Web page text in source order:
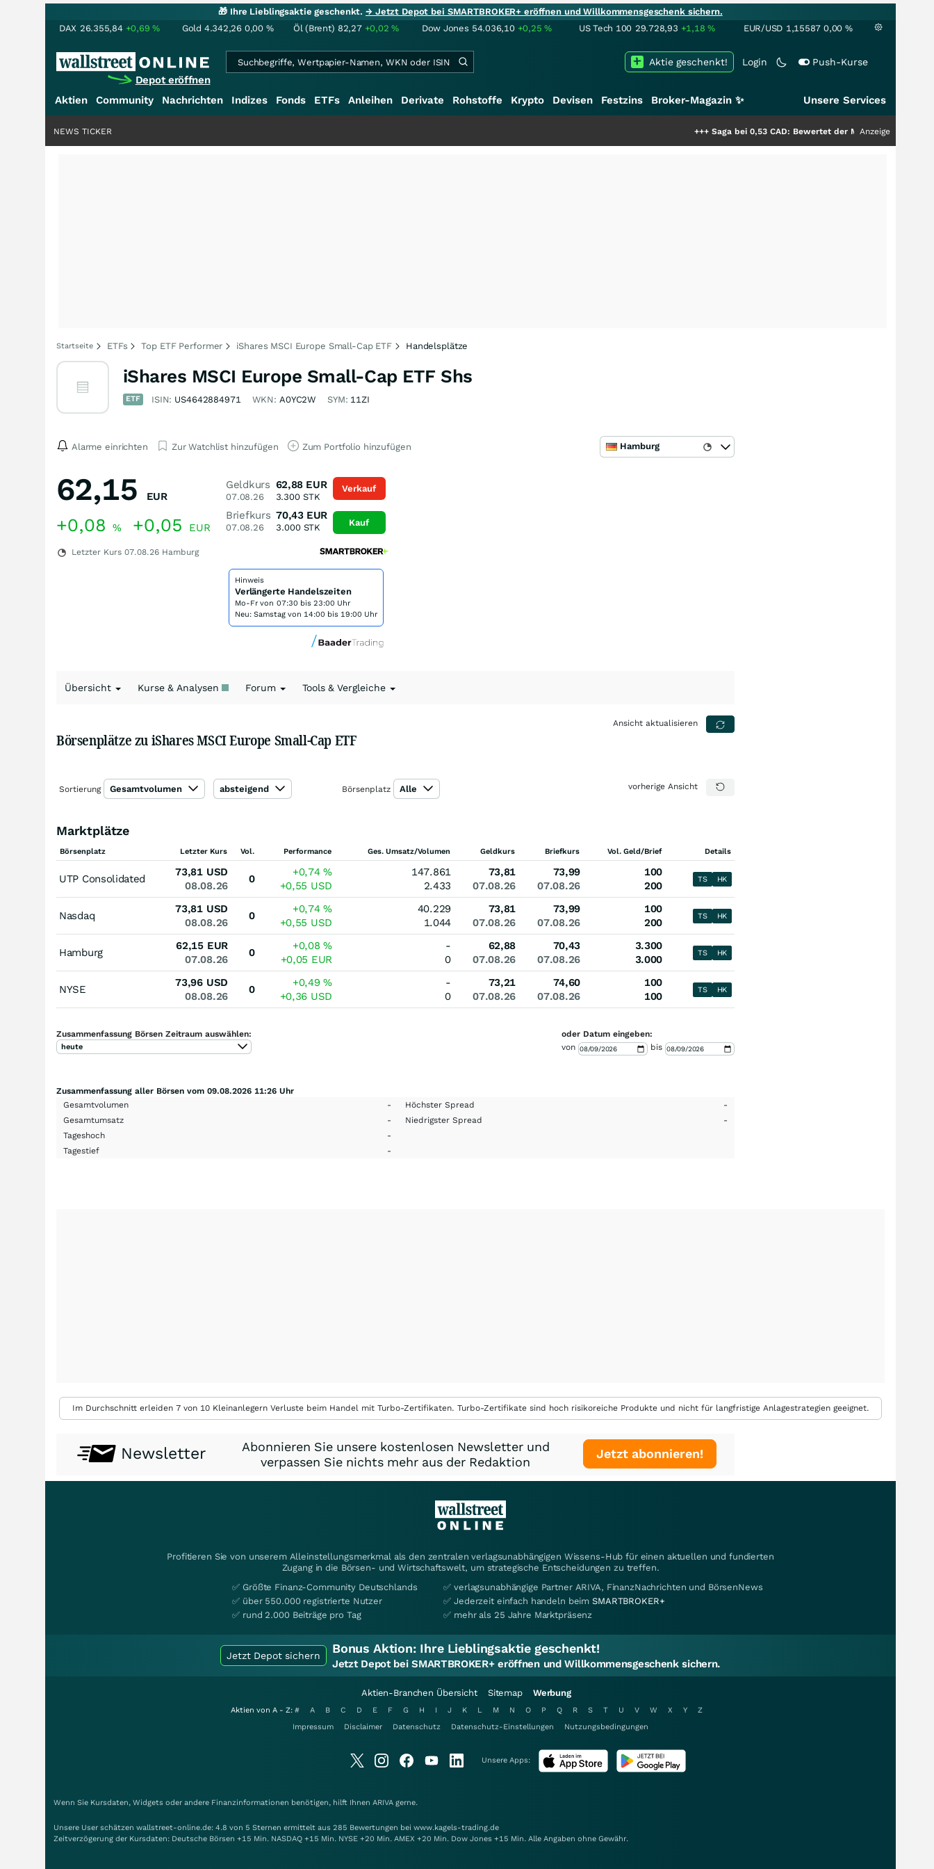
🎁 Ihre Lieblingsaktie geschenkt.→ Jetzt Depot bei SMARTBROKER+ eröffnen und Willkommensgeschenk sichern.
DAX 26.355,84 +0,69% Gold 4.342,26 0,00 % Öl (Brent) 82,27 +0,02% Dow Jones 54.036,10 +0,25% US Tech 100 29.728,93 +1,18% EUR/USD 1,15587 0,00 %
Depot eröffnen
Login Push-Kurse
Aktie geschenkt!
Aktien Community Nachrichten Indizes Fonds ETFs Anleihen Derivate Rohstoffe Krypto Devisen Festzins Broker-Magazin ✨ Unsere Services
Saga bei 0,53 CAD: Bewertet der Markt noch immer nur die
Anzeige
NEWS TICKER
Startseite ETFs Top ETF Performer iShares MSCI Europe Small-Cap ETF Handelsplätze
iShares MSCI Europe Small-Cap ETF Shs
ETF ISIN: US4642884971 WKN: A0YC2W SYM: 11ZI
Alarme einrichten Zur Watchlist hinzufügen Zum Portfolio hinzufügen Hamburg
62,15 EUR
+0,08 % +0,05 EUR
Letzter Kurs 07.08.26 Hamburg
Geldkurs
07.08.26
62,88 EUR
3.300STK
Briefkurs
07.08.26
70,43 EUR
3.000STK
Verkauf
Kauf
Hinweis
Verlängerte Handelszeiten
Mo-Fr von 07:30 bis 23:00 Uhr
Neu: Samstag von 14:00 bis 19:00 Uhr
Übersicht Kurse & Analysen Forum Tools & Vergleiche
Börsenplätze zu iShares MSCI Europe Small-Cap ETF
Ansicht aktualisieren
Sortierung Gesamtvolumen absteigend Börsenplatz Alle vorherige Ansicht
Marktplätze
Börsenplatz Letzter Kurs Vol. Performance Ges. Umsatz/Volumen Geldkurs Briefkurs Vol. Geld/Brief Details
UTP Consolidated
73,81 USD
08.08.26
0
+0,74%
+0,55 USD
147.861
2.433
73,81
07.08.26
73,99
07.08.26
100
200
TS HK
Nasdaq
73,81 USD
08.08.26
0
+0,74%
+0,55 USD
40.229
1.044
73,81
07.08.26
73,99
07.08.26
100
200
TS HK
Hamburg
62,15 EUR
07.08.26
0
+0,08%
+0,05 EUR
-
0
62,88
07.08.26
70,43
07.08.26
3.300
3.000
TS HK
NYSE
73,96 USD
08.08.26
0
+0,49%
+0,36 USD
-
0
73,21
07.08.26
74,60
07.08.26
100
100
TS HK
Zusammenfassung Börsen Zeitraum auswählen:
heute
oder Datum eingeben:
von
bis
Zusammenfassung aller Börsen vom 09.08.2026 11:26 Uhr
Gesamtvolumen
- Höchster Spread
-
Gesamtumsatz
- Niedrigster Spread
-
Tageshoch
-
Tagestief
-
Im Durchschnitt erleiden 7 von 10 Kleinanlegern Verluste beim Handel mit Turbo-Zertifikaten. Turbo-Zertifikate sind hoch risikoreiche Produkte und nicht für langfristige Anlagestrategien geeignet.
Newsletter
Abonnieren Sie unsere kostenlosen Newsletter und
verpassen Sie nichts mehr aus der Redaktion
Jetzt abonnieren!
Profitieren Sie von unserem Alleinstellungsmerkmal als den zentralen verlagsunabhängigen Wissens-Hub für einen aktuellen und fundierten
Zugang in die Börsen- und Wirtschaftswelt, um strategische Entscheidungen zu treffen.
✅ Größte Finanz-Community Deutschlands
✅ über 550.000 registrierte Nutzer
✅ rund 2.000 Beiträge pro Tag
✅ verlagsunabhängige Partner ARIVA, FinanzNachrichten und BörsenNews
✅ Jederzeit einfach handeln beimSMARTBROKER+
✅ mehr als 25 Jahre Marktpräsenz
Jetzt Depot sichern Bonus Aktion: Ihre Lieblingsaktie geschenkt!
Jetzt Depot bei SMARTBROKER+ eröffnen und Willkommensgeschenk sichern.
Aktien-Branchen Übersicht Sitemap Werbung
Aktien von A - Z: # A B C D E F G H I J K L M N O P Q R S T U V W X Y
Z
Impressum
Disclaimer Datenschutz Datenschutz-Einstellungen Nutzungsbedingungen
Unsere Apps:
Wenn Sie Kursdaten, Widgets oder andere Finanzinformationen benötigen, hilft Ihnen ARIVA gerne.
Unsere User schätzen wallstreet-online.de: 4.8 von 5 Sternen ermittelt aus 285 Bewertungen bei www.kagels-trading.de
Zeitverzögerung der Kursdaten: Deutsche Börsen +15 Min. NASDAQ +15 Min. NYSE +20 Min. AMEX +20 Min. Dow Jones +15 Min. Alle Angaben ohne Gewähr.